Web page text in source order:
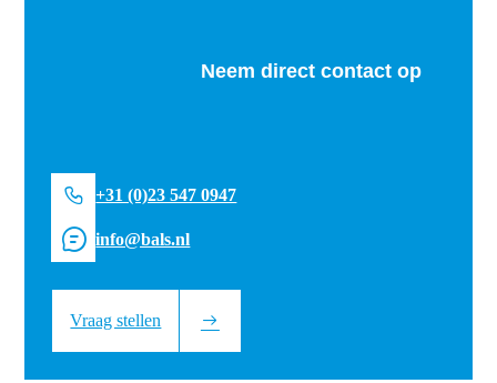
Neem direct contact op
+31 (0)23 547 0947
info@bals.nl
Vraag stellen